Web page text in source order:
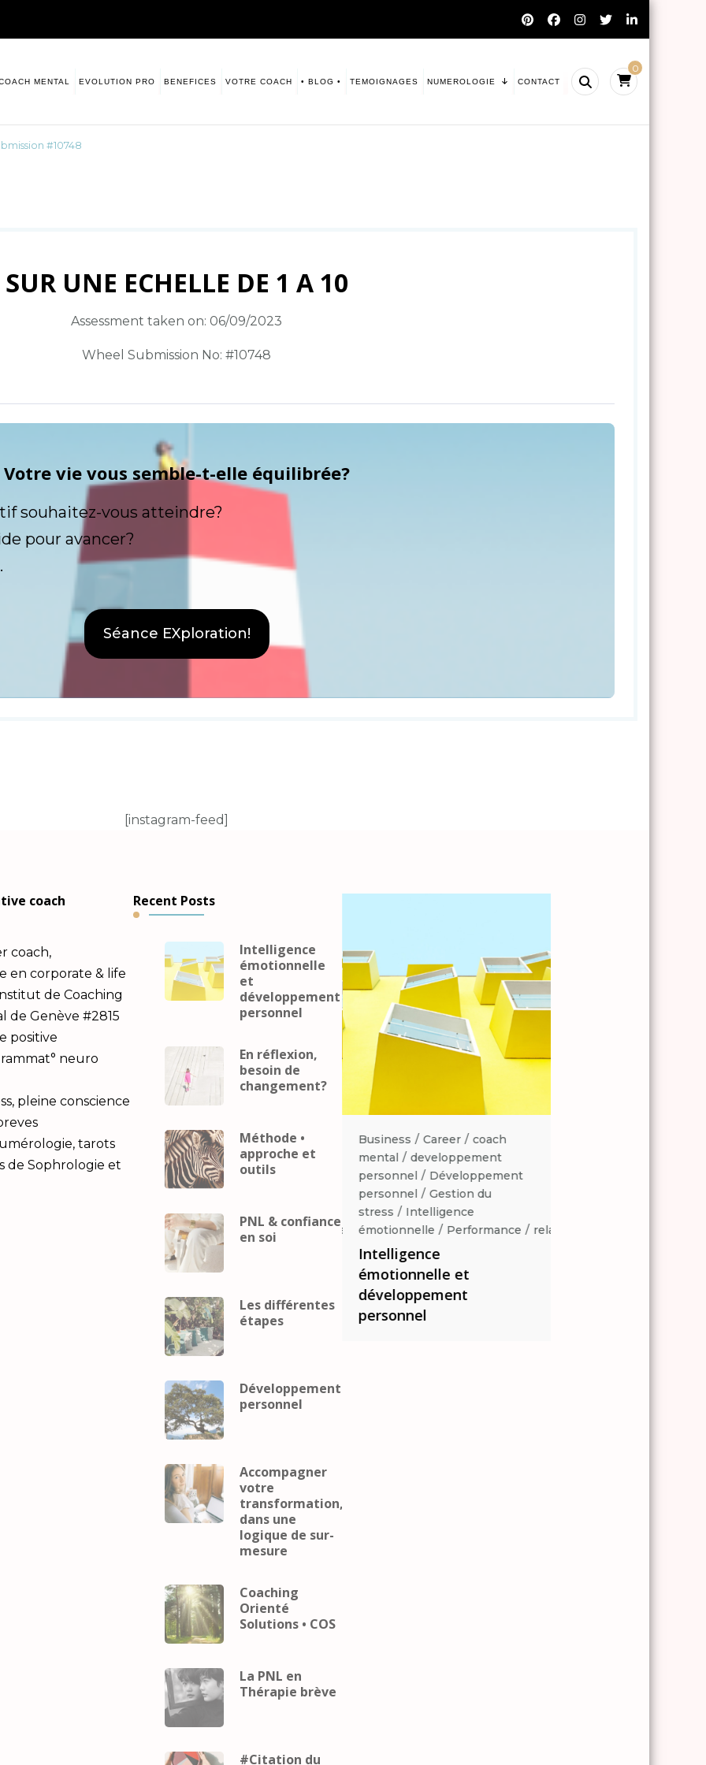
MENTAL EVOLUTION PRO BENEFICES VOTRE COACH • BLOG • TEMOIGNAGES NUMEROLOGIE CONTACT
0
#10748
SUR UNE ECHELLE DE 1 A 10
Assessment taken on: 06/09/2023
Wheel Submission No: #10748
Votre vie vous semble-t-elle équilibrée?
souhaitez-vous atteindre?
pour avancer?
Séance EXploration!
[instagram-feed]
coach
coach,
en corporate & life
de Coaching
de Genève #2815
positive
neuro
pleine conscience
tarots
de Sophrologie et
Recent Posts
Intelligence
émotionnelle
et
développement
personnel
En réflexion,
besoin de
changement?
Méthode •
approche et
outils
PNL & confiance
en soi
Les différentes
étapes
Développement
personnel
Accompagner
votre
transformation,
dans une
logique de sur-
mesure
Coaching
Orienté
Solutions • COS
La PNL en
Thérapie brève
#Citation du
Career
coach
developpement
Développement
relaxation
Business Career
coach
mental
developpement
personnel
Développement
personnel
Gestion du
stress
Intelligence
émotionnelle
Performance relaxation
Intelligence
émotionnelle et
développement
personnel
Business Career
coach
mental
developpement
personnel
Développement
personnel
Gestion du
stress
Intelligence
émotionnelle
Performance relaxation
Intelligence
émotionnelle et
développement
personnel